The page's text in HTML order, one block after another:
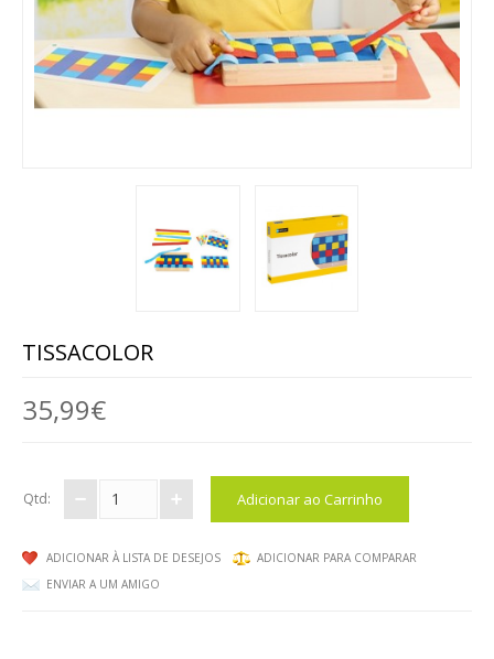
FAZ DE CONTA
COZINHAS / ACESSÓRIOS / ...
BONECAS / CASAS / ...
MALAS DE VIAGEM
MOBILIÁRIO
MESAS
ARRUMAÇÃO, ORGANIZAÇÃO...
MOBILIÁRIO EM ESPUMA
TISSACOLOR
35,99€
Qtd:
ADICIONAR À LISTA DE DESEJOS
ADICIONAR PARA COMPARAR
ENVIAR A UM AMIGO